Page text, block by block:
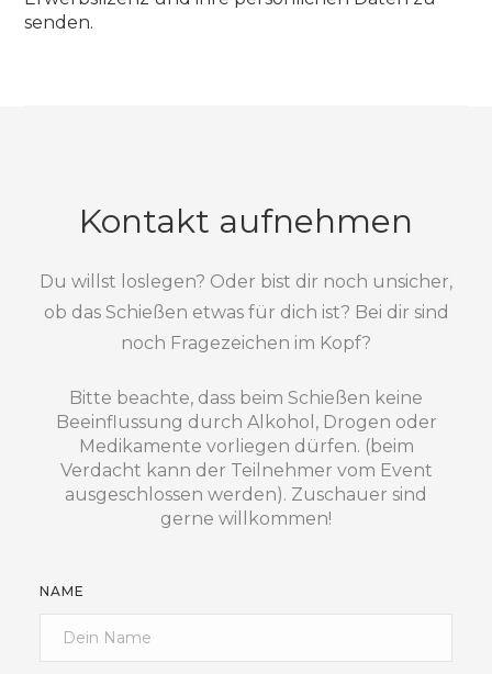
senden.
Kontakt aufnehmen
Du willst loslegen? Oder bist dir noch unsicher,
ob das Schießen etwas für dich ist? Bei dir sind
noch Fragezeichen im Kopf?
Bitte beachte, dass beim Schießen keine
Beeinflussung durch Alkohol, Drogen oder
Medikamente vorliegen dürfen. (beim
Verdacht kann der Teilnehmer vom Event
ausgeschlossen werden). Zuschauer sind
gerne willkommen!
NAME